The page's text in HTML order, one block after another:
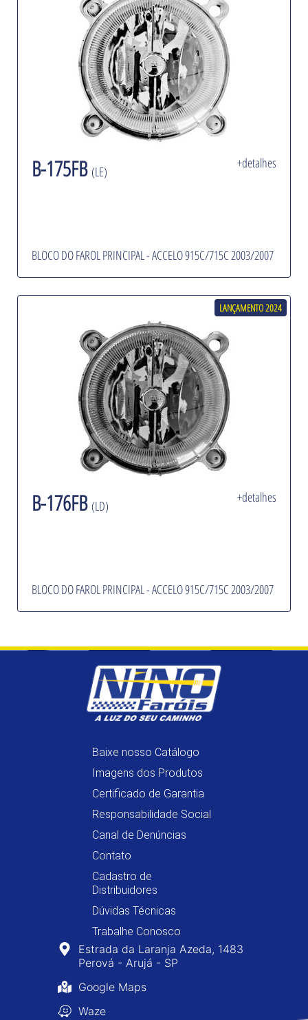
B-175FB (LE)
+detalhes
BLOCO DO FAROL PRINCIPAL - ACCELO 915C/715C 2003/2007
LANÇAMENTO 2024
B-176FB (LD)
+detalhes
BLOCO DO FAROL PRINCIPAL - ACCELO 915C/715C 2003/2007
Baixe nosso Catálogo
Imagens dos Produtos
Certificado de Garantia
Responsabilidade Social
Canal de Denúncias
Contato
Cadastro de
Distribuidores
Dúvidas Técnicas
Trabalhe Conosco
Estrada da Laranja Azeda, 1483
Perová - Arujá - SP
Google Maps
Waze